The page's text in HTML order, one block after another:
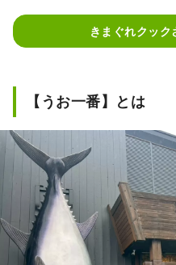
きまぐれクッ
【うお一番】とは